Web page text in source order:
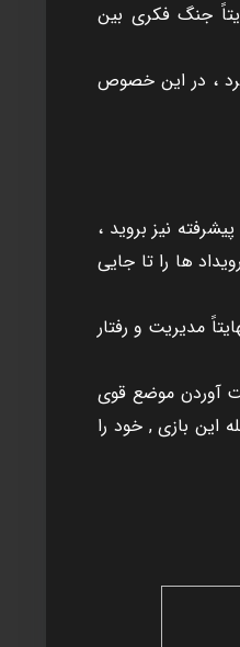
جنگ فکری بين
، در اين خصوص
نيز برويد ،
ها را تا جايی
مديريت و رفتار
آوردن موضع قوی
اين بازی , خود را